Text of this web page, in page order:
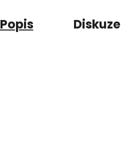
Popis Diskuze